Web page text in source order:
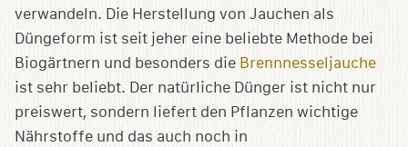
verwandeln. Die Herstellung von Jauchen als
Düngeform ist seit jeher eine beliebte Methode bei
Biogärtnern und besonders die Brennnesseljauche
ist sehr beliebt. Der natürliche Dünger ist nicht nur
preiswert, sondern liefert den Pflanzen wichtige
Nährstoffe und das auch noch in